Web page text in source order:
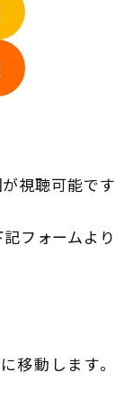
視聴可能です
フォームより
移動します。